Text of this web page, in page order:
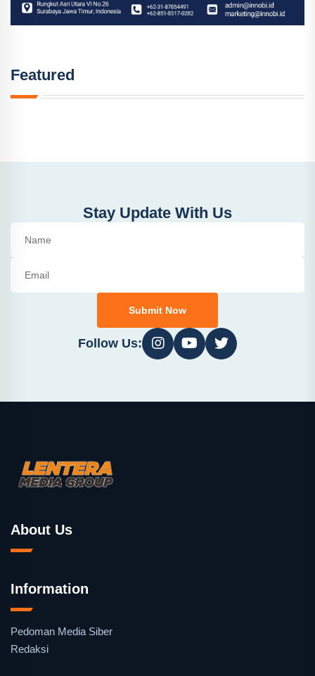
Featured
Stay Update With Us
Submit Now
Follow Us:
About Us
Information
Pedoman Media Siber
Redaksi